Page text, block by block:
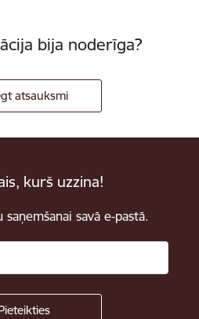
bija noderīga?
atsauksmi
kurš uzzina!
saņemšanai savā e-pastā.